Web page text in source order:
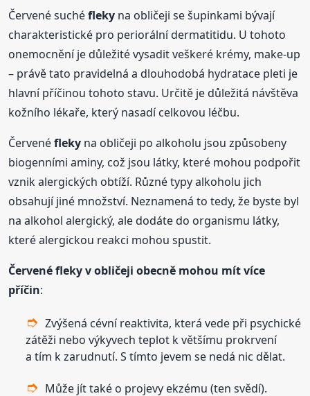
Červené suchéfleky na obličeji se šupinkami bývají
charakteristické pro periorální dermatitidu. U tohoto
onemocnění je důležité vysadit veškeré krémy, make-up
– právě tato pravidelná a dlouhodobá hydratace pleti je
hlavní příčinou tohoto stavu. Určitě je důležitá návštěva
kožního lékaře, který nasadí celkovou léčbu.
Červenéfleky na obličeji po alkoholu jsou způsobeny
biogenními aminy, což jsou látky, které mohou podpořit
vznik alergických obtíží. Různé typy alkoholu jich
obsahují jiné množství. Neznamená to tedy, že byste byl
na alkohol alergický, ale dodáte do organismu látky,
které alergickou reakci mohou spustit.
Červenéflekyv obličeji obecně mohou mít více
příčin:
Zvýšená cévní reaktivita, která vede při psychické
zátěži nebo výkyvech teplot k většímu prokrvení
a tím k zarudnutí. S tímto jevem se nedá nic dělat.
Může jít také o projevy ekzému (ten svědí).